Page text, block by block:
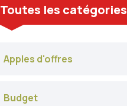
Toutes les catégories
Apples d'offres
Budget